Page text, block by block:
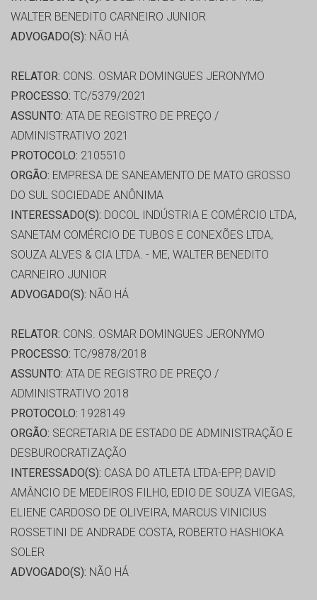
WALTER BENEDITO CARNEIRO JUNIOR
ADVOGADO(S): NÃO HÁ
RELATOR: CONS. OSMAR DOMINGUES JERONYMO
PROCESSO: TC/5379/2021
ASSUNTO: ATA DE REGISTRO DE PREÇO /
ADMINISTRATIVO 2021
PROTOCOLO: 2105510
ORGÃO: EMPRESA DE SANEAMENTO DE MATO GROSSO
DO SUL SOCIEDADE ANÔNIMA
INTERESSADO(S): DOCOL INDÚSTRIA E COMÉRCIO LTDA,
SANETAM COMÉRCIO DE TUBOS E CONEXÕES LTDA,
SOUZA ALVES & CIA LTDA. - ME, WALTER BENEDITO
CARNEIRO JUNIOR
ADVOGADO(S): NÃO HÁ
RELATOR: CONS. OSMAR DOMINGUES JERONYMO
PROCESSO: TC/9878/2018
ASSUNTO: ATA DE REGISTRO DE PREÇO /
ADMINISTRATIVO 2018
PROTOCOLO: 1928149
ORGÃO: SECRETARIA DE ESTADO DE ADMINISTRAÇÃO E
DESBUROCRATIZAÇÃO
INTERESSADO(S): CASA DO ATLETA LTDA-EPP, DAVID
AMÂNCIO DE MEDEIROS FILHO, EDIO DE SOUZA VIEGAS,
ELIENE CARDOSO DE OLIVEIRA, MARCUS VINICIUS
ROSSETINI DE ANDRADE COSTA, ROBERTO HASHIOKA
SOLER
ADVOGADO(S): NÃO HÁ